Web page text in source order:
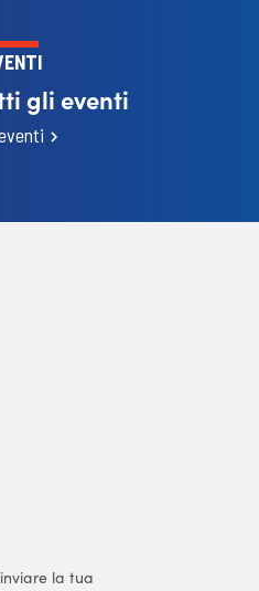
gli eventi
la tua